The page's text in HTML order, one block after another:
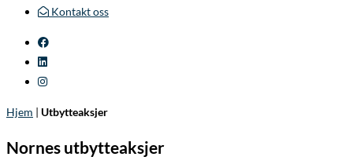
Kontakt oss
Hjem | Utbytteaksjer
Nornes utbytteaksjer